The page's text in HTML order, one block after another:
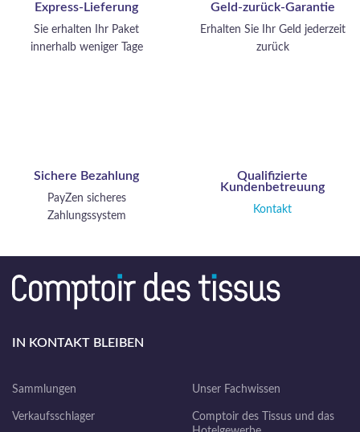
vielseitiges Material für jeden Stil
und jeden Raum.
vielseitiges Material für jeden Stil
und jeden Raum.
Express-Lieferung
Sie erhalten Ihr Paket
innerhalb weniger Tage
Geld-zurück-Garantie
Erhalten Sie Ihr Geld jederzeit
zurück
Sichere Bezahlung
PayZen sicheres
Zahlungssystem
Qualifizierte
Kundenbetreuung
Kontakt
IN KONTAKT BLEIBEN
Sammlungen
Verkaufsschlager
Unser Fachwissen
Comptoir des Tissus und das